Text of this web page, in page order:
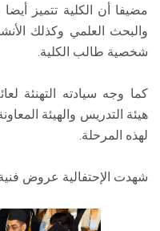
مضيفا أن الكلية تتميز أيضا
والبحث العلمي وكذلك
شخصية طالب الكلية.
كما وجه سيادته التهنئة
هيئة التدريس والهيئة
لهذه المرحلة.
شهدت الإحتفالية عروض